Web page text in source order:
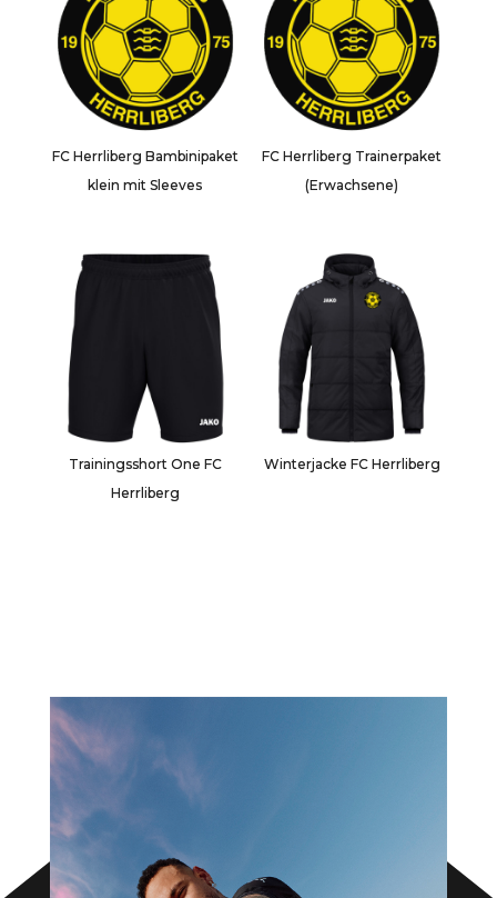
FC Herrliberg Bambinipaket
klein mit Sleeves
FC Herrliberg Trainerpaket
(Erwachsene)
Trainingsshort One FC
Herrliberg
Winterjacke FC Herrliberg